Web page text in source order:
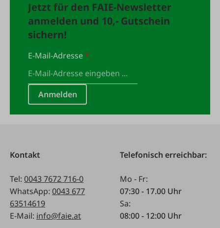
Jetzt für den FAIE-Newsletter
anmelden und 10,- Gutschein
sichern!
E-Mail-Adresse*
Anmelden
Kontakt
Tel: 0043 7672 716-0
WhatsApp: 0043 677
63514619
E-Mail: info@faie.at
Telefonisch erreichbar:
Mo - Fr:
07:30 - 17.00 Uhr
Sa:
08:00 - 12:00 Uhr